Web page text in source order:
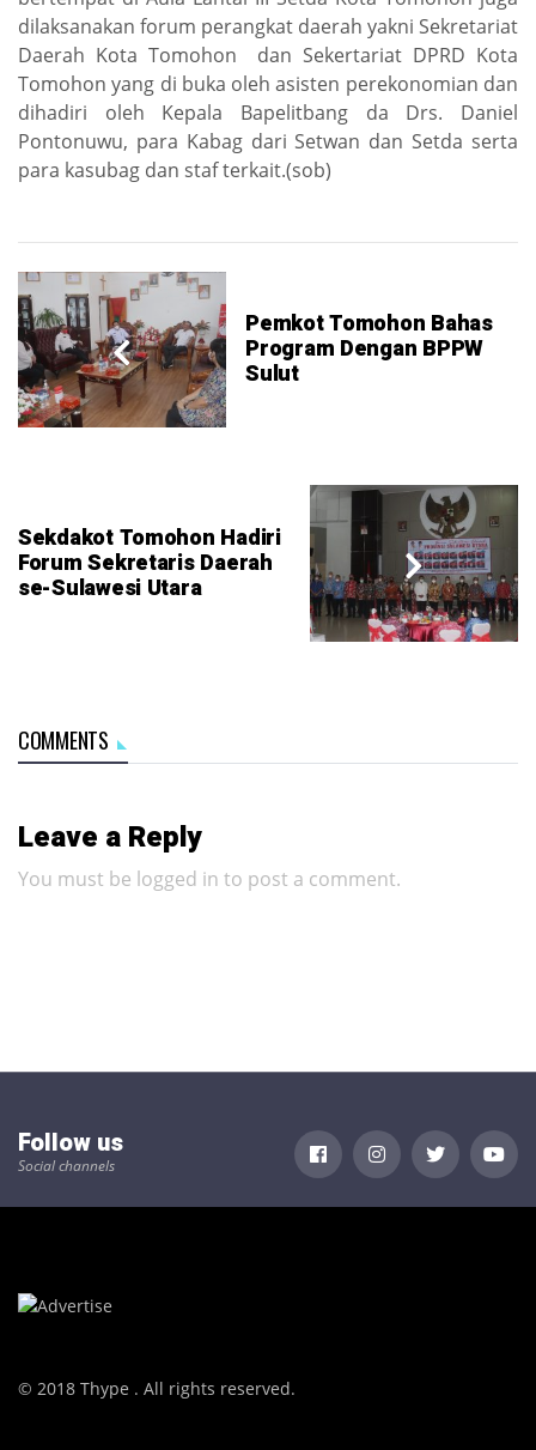
dilaksanakan forum perangkat daerah yakni Sekretariat
Daerah Kota Tomohon dan Sekertariat DPRD Kota
Tomohon yang di buka oleh asisten perekonomian dan
dihadiri oleh Kepala Bapelitbang da Drs. Daniel
Pontonuwu, para Kabag dari Setwan dan Setda serta
para kasubag dan staf terkait.(sob)
Pemkot Tomohon Bahas
Program Dengan BPPW
Sulut
Sekdakot Tomohon Hadiri
Forum Sekretaris Daerah
se-Sulawesi Utara
COMMENTS
Leave a Reply
You must be logged in to post a comment.
Follow us
Social channels
© 2018 Thype . All rights reserved.